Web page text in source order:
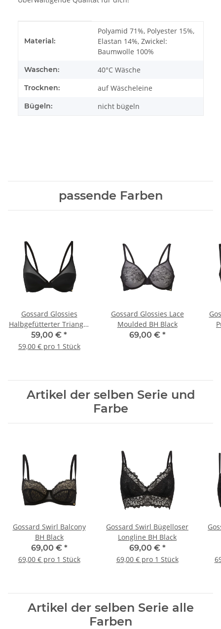
Material:
Polyamid 71%, Polyester 15%,
Elastan 14%, Zwickel:
Baumwolle 100%
Waschen: 40°C Wäsche
Trocknen: auf Wäscheleine
Bügeln: nicht bügeln
passende Farben
Gossard Glossies
Halbgefütterter Triangel
BH Black
59,00 € *
59,00 € pro 1 Stück
Gossard Glossies Lace
Moulded BH Black
69,00 € *
Artikel der selben Serie und
Farbe
Gossard Swirl Balcony
BH Black
69,00 € *
69,00 € pro 1 Stück
Gossard Swirl Bügelloser
Longline BH Black
69,00 € *
69,00 € pro 1 Stück
Artikel der selben Serie alle
Farben